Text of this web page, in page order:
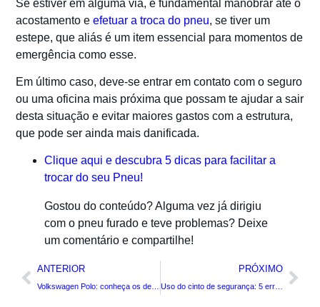
Se estiver em alguma via, é fundamental manobrar até o
acostamento eefetuar a troca do pneu, se tiver um
estepe, que aliás é um item essencial para momentos de
emergência como esse.
Em último caso, deve-se entrar em contato com o seguro
ou uma oficina mais próxima que possam te ajudar a sair
desta situação e evitar maiores gastos com a estrutura,
que pode ser ainda mais danificada.
Clique aqui e descubra 5 dicas para facilitar a
trocar do seu Pneu!
Gostou do conteúdo? Alguma vez já dirigiu
com o pneu furado e teve problemas? Deixe
um comentário e compartilhe!
ANTERIOR
Volkswagen Polo: conheça os detalhes do atual líder de vendas
PRÓXIMO
Uso do cinto de segurança: 5 erros que devem ser evitados